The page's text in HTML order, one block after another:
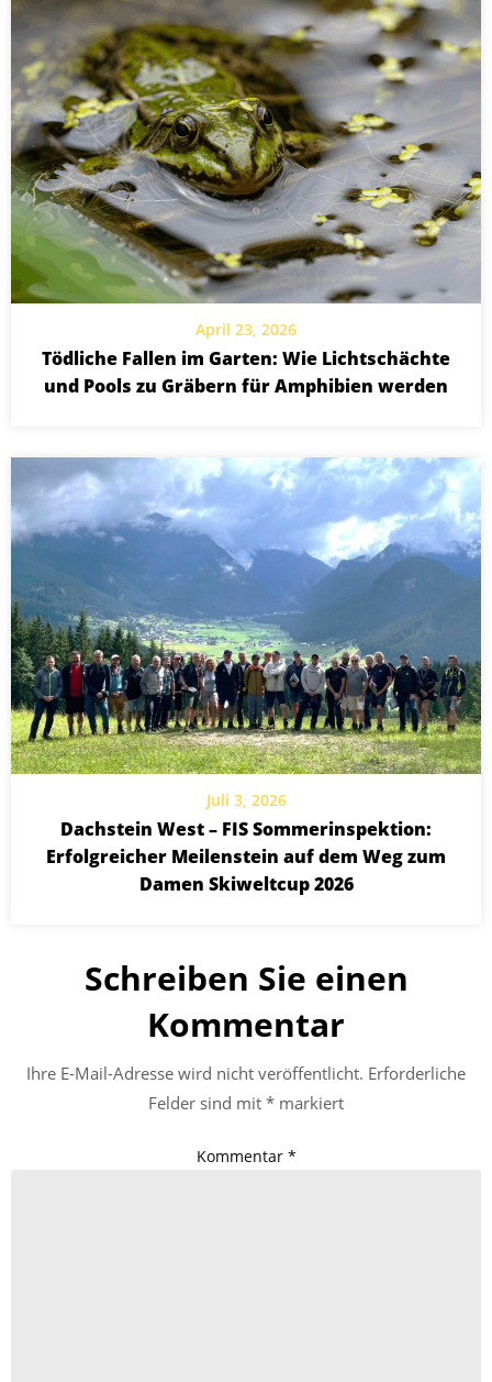
April 23, 2026
Tödliche Fallen im Garten: Wie Lichtschächte
und Pools zu Gräbern für Amphibien werden
Juli 3, 2026
Dachstein West – FIS Sommerinspektion:
Erfolgreicher Meilenstein auf dem Weg zum
Damen Skiweltcup 2026
Schreiben Sie einen
Kommentar
Ihre E-Mail-Adresse wird nicht veröffentlicht. Erforderliche
Felder sind mit * markiert
Kommentar *